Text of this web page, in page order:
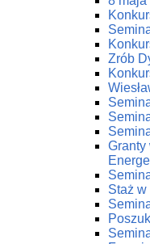
Zrób
Granty
Staż